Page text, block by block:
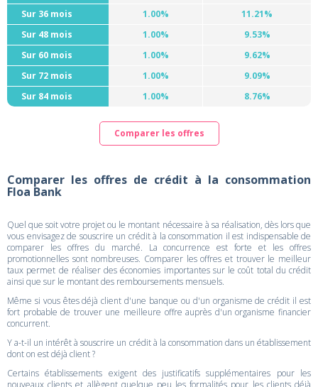
Sur 36 mois
1.00%
11.21%
Sur 48 mois
1.00%
9.53%
Sur 60 mois
1.00%
9.62%
Sur 72 mois
1.00%
9.09%
Sur 84 mois
1.00% 8.76%
Comparer les offres
Comparer les offres de crédit à la consommation
Floa Bank
Quel que soit votre projet ou le montant nécessaire à sa réalisation, dès lors que
vous envisagez de souscrire un crédit à la consommation il est indispensable de
comparer les offres du marché. La concurrence est forte et les offres
promotionnelles sont nombreuses. Comparer les offres et trouver le meilleur
taux permet de réaliser des économies importantes sur le coût total du crédit
ainsi que sur le montant des remboursements mensuels.
Même si vous êtes déjà client d'une banque ou d'un organisme de crédit il est
fort probable de trouver une meilleure offre auprès d'un organisme financier
concurrent.
Y a-t-il un intérêt à souscrire un crédit à la consommation dans un établissement
dont on est déjà client ?
Certains établissements exigent des justificatifs supplémentaires pour les
nouveaux clients et allègent quelque peu les formalités pour les clients déjà